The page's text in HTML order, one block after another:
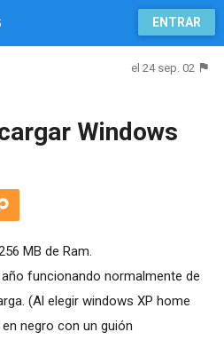
ENTRAR
el 24 sep. 02
Windows
MB de Ram.
funcionando normalmente de
(Al elegir windows XP home
negro con un guión